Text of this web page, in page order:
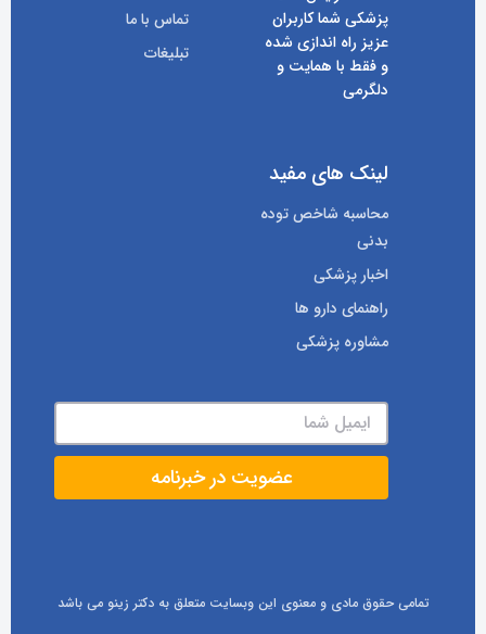
پزشکی شما کاربران
عزیز راه اندازی شده
و فقط با همایت و
دلگرمی
تماس با ما
تبلیغات
لینک های مفید
محاسبه شاخص توده
بدنی
اخبار پزشکی
راهنمای دارو ها
مشاوره پزشکی
تمامی حقوق مادی و معنوی این وبسایت متعلق به دکتر زینو می باشد